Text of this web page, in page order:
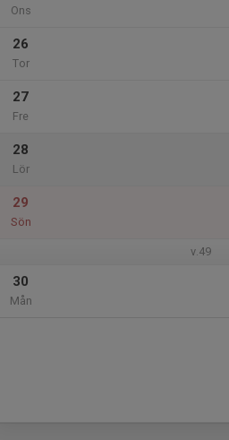
Ons
26
Tor
27
Fre
28
Lör
29
Sön
v.49
30
Mån